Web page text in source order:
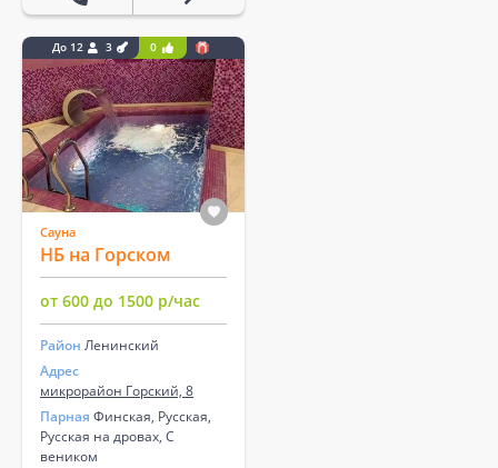
До 12 3 0
Сауна
НБ на Горском
от 600 до 1500 р/час
Район Ленинский
Адрес
микрорайон Горский, 8
Парная Финская, Русская,
Русская на дровах, С
веником